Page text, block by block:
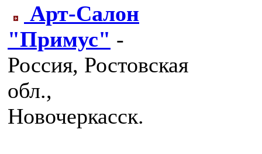
Арт-Салон
"Примус" -
Россия, Ростовская
обл.,
Новочеркасск.